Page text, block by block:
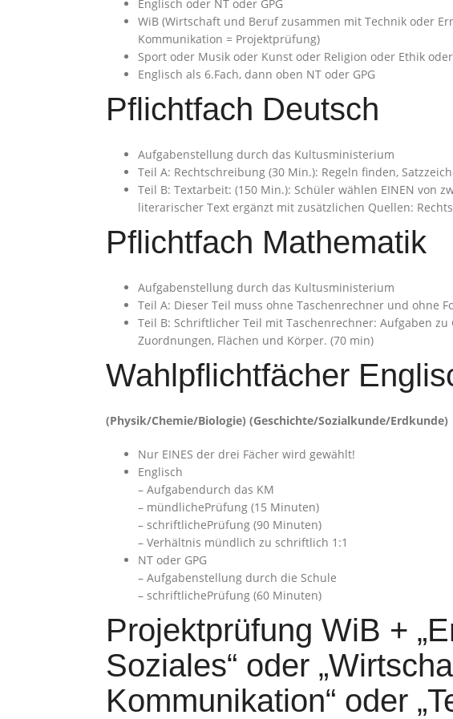
Englisch oder NT oder GPG
WiB (Wirtschaft und Beruf zusammen mit Technik oder
Kommunikation = Projektprüfung)
Sport oder Musik oder Kunst oder Religion oder Ethik
Englisch als 6.Fach, dann oben NT oder GPG
Pflichtfach Deutsch
Aufgabenstellung durch das Kultusministerium
Teil A: Rechtschreibung (30 Min.): Regeln finden,
Teil B: Textarbeit: (150 Min.): Schüler wählen EINEN von
literarischer Text ergänzt mit zusätzlichen Quellen:
Pflichtfach Mathematik
Aufgabenstellung durch das Kultusministerium
Teil A: Dieser Teil muss ohne Taschenrechner und ohne
Teil B: Schriftlicher Teil mit Taschenrechner: Aufgaben
Zuordnungen, Flächen und Körper. (70 min)
Wahlpflichtfächer
(Physik/Chemie/Biologie) (Geschichte/Sozialkunde/Erdkunde)
Nur EINES der drei Fächer wird gewählt!
Englisch
– Aufgabendurch das KM
– mündlichePrüfung (15 Minuten)
– schriftlichePrüfung (90 Minuten)
– Verhältnis mündlich zu schriftlich 1:1
NT oder GPG
– Aufgabenstellung durch die Schule
– schriftlichePrüfung (60 Minuten)
Projektprüfung WiB +
Soziales“ oder
Kommunikation“ oder